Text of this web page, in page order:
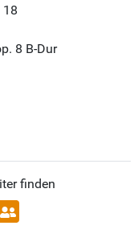
18
8 B-Dur
finden